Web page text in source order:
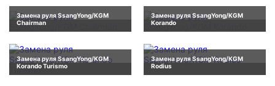
Замена руля SsangYong/KGM
Chairman
Замена руля SsangYong/KGM
Korando
Замена руля SsangYong/KGM
Korando Turismo
Замена руля SsangYong/KGM
Rodius